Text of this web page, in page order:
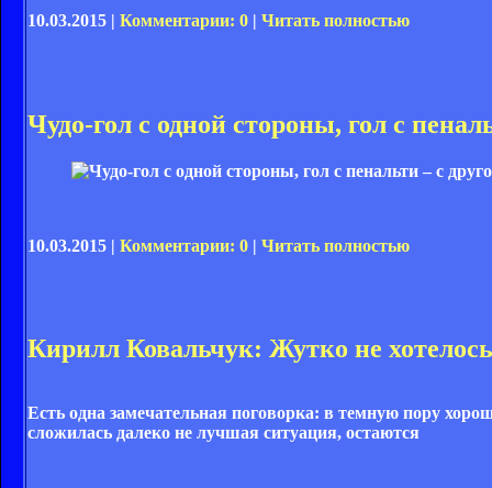
10.03.2015 | Комментарии: 0 | Читать полностью
Чудо-гол с одной стороны, гол с
10.03.2015 | Комментарии: 0 | Читать полностью
Кирилл Ковальчук: Жутко не
Есть одна замечательная поговорка: в темную пору
сложилась далеко не лучшая ситуация, остаются